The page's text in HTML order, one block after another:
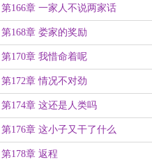
第166章 一家人不说两家话
第168章 娄家的奖励
第170章 我惜命着呢
第172章 情况不对劲
第174章 这还是人类吗
第176章 这小子又干了什么
第178章 返程